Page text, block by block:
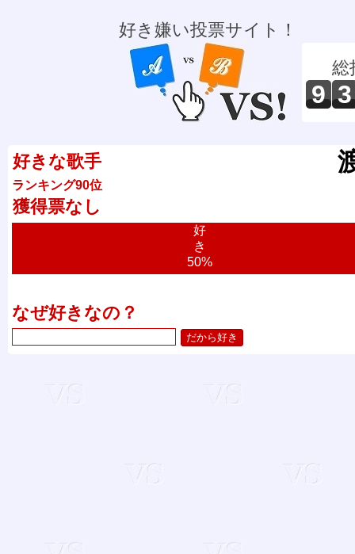
好き嫌い投票サイト！
総
9 3
好きな歌手
ランキング90位
獲得票なし
好
き
50%
なぜ好きなの？